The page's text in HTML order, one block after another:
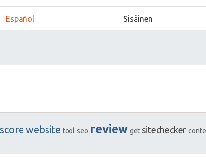
Español Sisäinen
score website tool seo review get sitechecker